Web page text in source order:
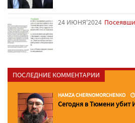
24 ИЮНЯ'2024
ПОСЛЕДНИЕ КОММЕНТАРИИ
HAMZA CHERNOMORCHENKO
Сегодня в Тюмени убит